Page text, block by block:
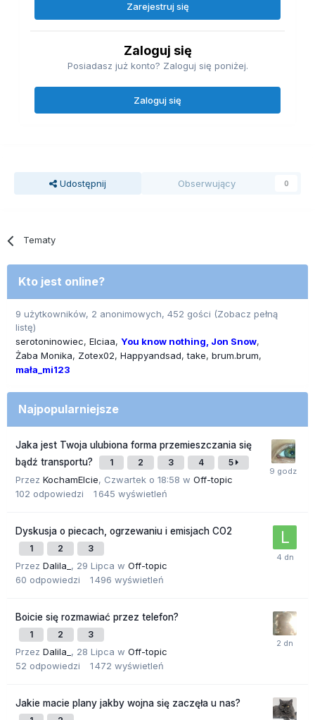
Zarejestruj się
Zaloguj się
Posiadasz już konto? Zaloguj się poniżej.
Zaloguj się
Udostępnij Obserwujący 0
Tematy
Kto jest online?
9 użytkowników, 2 anonimowych, 452 gości (Zobacz pełną
listę)
serotoninowiec Elciaa You know nothing, Jon Snow
Żaba Monika
Zotex02 Happyandsad take brum.brum
mała_mi123
Najpopularniejsze
Jaka jest Twoja ulubiona forma przemieszczania się
bądź transportu?
1 2 3 4 5
Przez KochamElcie, Czwartek o 18:58 w Off-topic
102 odpowiedzi 1 645 wyświetleń
Dyskusja o piecach, ogrzewaniu i emisjach CO2
1 2 3
Przez Dalila_ , 29 Lipca w Off-topic
60 odpowiedzi 1 496 wyświetleń
Boicie się rozmawiać przez telefon?
1 2 3
Przez Dalila_ , 28 Lipca w Off-topic
52 odpowiedzi 1 472 wyświetleń
Jakie macie plany jakby wojna się zaczęła u nas?